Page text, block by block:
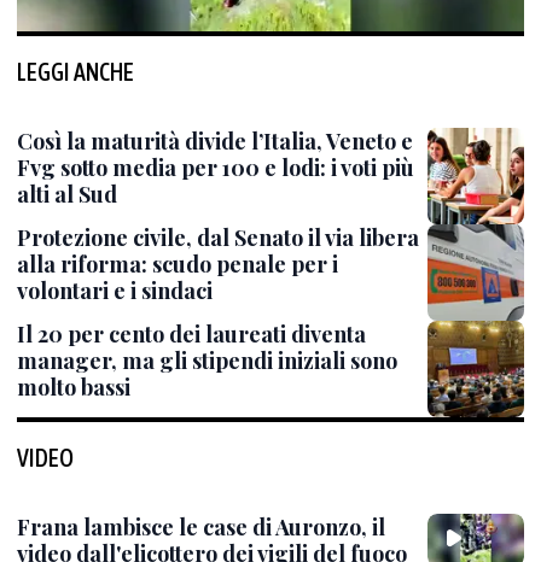
LEGGI ANCHE
Così la maturità divide l’Italia, Veneto e
Fvg sotto media per 100 e lodi: i voti più
alti al Sud
Protezione civile, dal Senato il via libera
alla riforma: scudo penale per i
volontari e i sindaci
Il 20 per cento dei laureati diventa
manager, ma gli stipendi iniziali sono
molto bassi
VIDEO
Frana lambisce le case di Auronzo, il
video dall'elicottero dei vigili del fuoco